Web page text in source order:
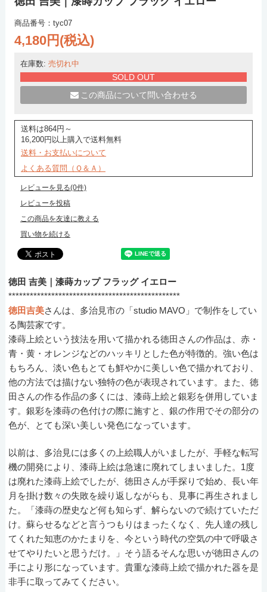
商品番号：tyc07
4,180円(税込)
在庫数: 売切れ中
SOLD OUT
この商品について問い合わせる
送料は864円～
16,200円以上購入で送料無料
送料・お支払いについて
よくある質問（Ｑ＆Ａ）
レビューを見る(0件)
レビューを投稿
この商品を友達に教える
買い物を続ける
徳田 吉美｜漆蒔カップ フラッグ イエロー
************************************************
徳田吉美さんは、多治見市の「studio MAVO」で制作をしてい
る陶芸家です。
漆蒔上絵という技法を用いて描かれる徳田さんの作品は、赤・
青・黄・オレンジなどのハッキリとした色が特徴的。強い色は
もちろん、淡い色もとても鮮やかに美しい色で描かれており、
他の方法では描けない独特の色が表現されています。また、徳
田さんの作る作品の多くには、漆蒔上絵と銀彩を併用していま
す。銀彩を漆蒔の色付けの際に施すと、銀の作用でその部分の
色が、とても深い美しい発色になっています。
以前は、多治見には多くの上絵職人がいましたが、手軽な転写
機の開発により、漆蒔上絵は急速に廃れてしまいました。1度
は廃れた漆蒔上絵でしたが、徳田さんが手探りで始め、長い年
月を掛け数々の失敗を繰り返しながらも、見事に再生されまし
た。「漆蒔の歴史など何も知らず、解らないので続けていただ
け。蘇らせるなどと言うつもりはまったくなく、先人達の残し
てくれた知恵のかたまりを、今という時代の空気の中で呼吸さ
せてやりたいと思うだけ。」そう語るそんな思いが徳田さんの
手により形になっています。貴重な漆蒔上絵で描かれた器を是
非手に取ってみてください。